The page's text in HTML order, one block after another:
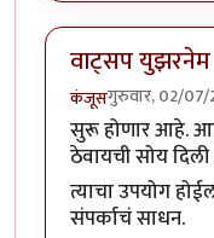
वाट्सप युझरनेम
कंजूसगुरुवार, 02/
सुरू होणार आहे.
ठेवायची सोय
त्याचा उपयोग
संपर्काचं साधन.